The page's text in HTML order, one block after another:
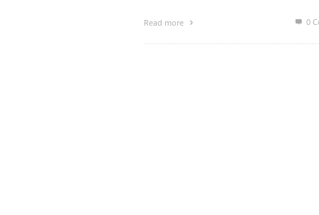
Read more 0